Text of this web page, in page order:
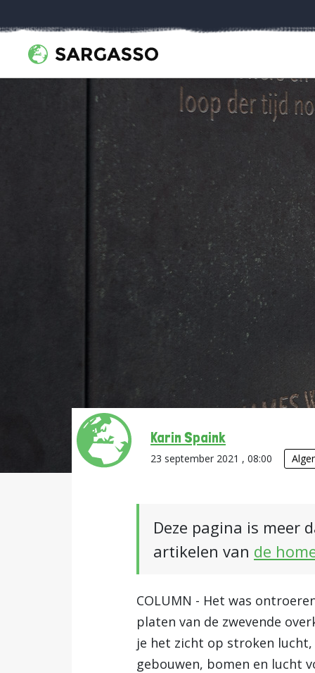
Karin Spaink
23 september 2021 , 08:00
Deze pagina is meer
artikelen van de
COLUMN - Het was
platen van de zwevende
je het zicht op stroken lucht,
gebouwen, bomen en lucht